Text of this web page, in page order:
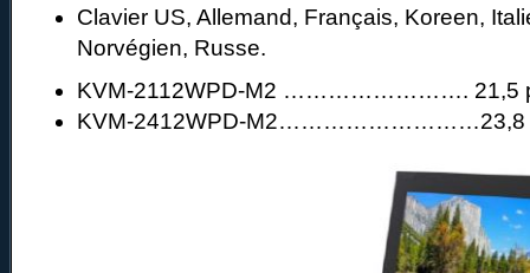
Clavier US, Allemand, Français, Koreen,
Norvégien, Russe.
KVM-2112WPD-M2 ……………………. 21,5
KVM-2412WPD-M2………………………23,8